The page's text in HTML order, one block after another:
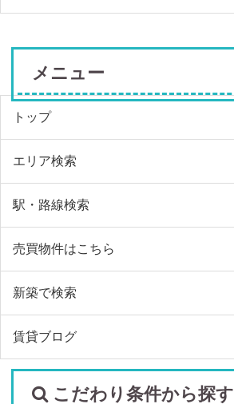
メニュー
トップ
エリア検索
駅・路線検索
売買物件はこちら
新築で検索
賃貸ブログ
こだわり条件から探す